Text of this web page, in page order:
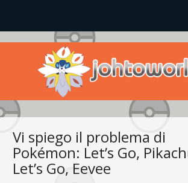
Johto World
Le novità più frizzanti dall'universo
Vi spiego il problema di
Pokémon: Let’s Go,
Let’s Go, Eevee